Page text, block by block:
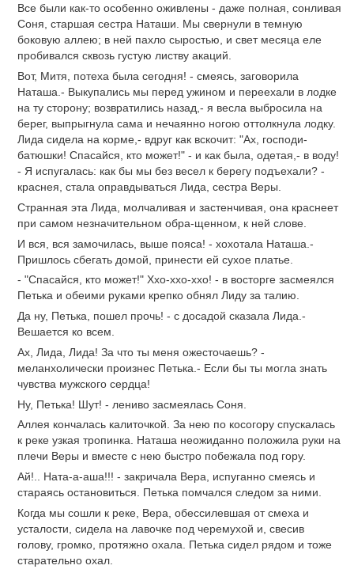
Все были как-то особенно оживлены - даже полная, сонливая
Соня, старшая сестра Наташи. Мы свернули в темную
боковую аллею; в ней пахло сыростью, и свет месяца еле
пробивался сквозь густую листву акаций.
Вот, Митя, потеха была сегодня! - смеясь, заговорила
Наташа.- Выкупались мы перед ужином и переехали в лодке
на ту сторону; возвратились назад,- я весла выбросила на
берег, выпрыгнула сама и нечаянно ногою оттолкнула лодку.
Лида сидела на корме,- вдруг как вскочит: "Ах, господи-
батюшки! Спасайся, кто может!" - и как была, одетая,- в воду!
- Я испугалась: как бы мы без весел к берегу подъехали? -
краснея, стала оправдываться Лида, сестра Веры.
Странная эта Лида, молчаливая и застенчивая, она краснеет
при самом незначительном обра-щенном, к ней слове.
И вся, вся замочилась, выше пояса! - хохотала Наташа.-
Пришлось сбегать домой, принести ей сухое платье.
- "Спасайся, кто может!" Ххо-ххо-ххо! - в восторге засмеялся
Петька и обеими руками крепко обнял Лиду за талию.
Да ну, Петька, пошел прочь! - с досадой сказала Лида.-
Вешается ко всем.
Ах, Лида, Лида! За что ты меня ожесточаешь? -
меланхолически произнес Петька.- Если бы ты могла знать
чувства мужского сердца!
Ну, Петька! Шут! - лениво засмеялась Соня.
Аллея кончалась калиточкой. За нею по косогору спускалась
к реке узкая тропинка. Наташа неожиданно положила руки на
плечи Веры и вместе с нею быстро побежала под гору.
Ай!.. Ната-а-аша!!! - закричала Вера, испуганно смеясь и
стараясь остановиться. Петька помчался следом за ними.
Когда мы сошли к реке, Вера, обессилевшая от смеха и
усталости, сидела на лавочке под черемухой и, свесив
голову, громко, протяжно охала. Петька сидел рядом и тоже
старательно охал.